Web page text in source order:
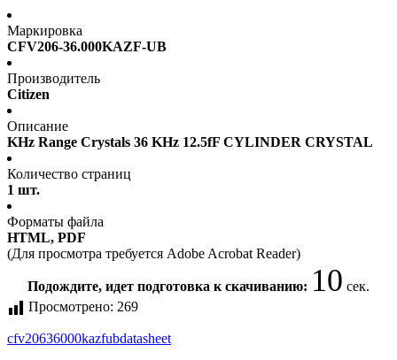
Маркировка
CFV206-36.000KAZF-UB
Производитель
Citizen
Описание
KHz Range Crystals 36 KHz 12.5fF CYLINDER CRYSTAL
Количество страниц
1 шт.
Форматы файла
HTML, PDF
(Для просмотра требуется Adobe Acrobat Reader)
Подождите, идет подготовка к скачиванию: 10 сек.
Просмотрено: 269
cfv20636000kazfubdatasheet